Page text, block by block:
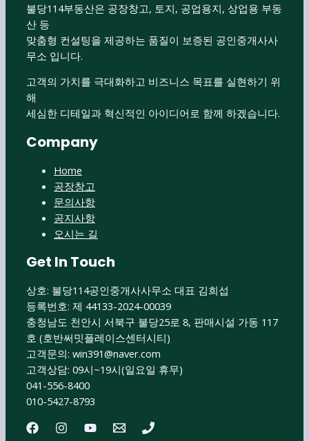
불당114부동산은 공장창고, 토지, 공업용지, 상업용 부동
산 등
맞춤형 컨설팅을 제공하는 품질이 보증된 공인중개사사
무소 입니다.
고객의 가치를 극대화하고 비즈니스 목표를 실현하기 위
해
세심한 디테일과 혁신적인 아이디어로 함께 하겠습니다.
Company
Home
공장창고
문의사항
공지사항
오시는 길
Get In Touch
상호: 불당114공인중개사사무소 대표 김희섭
등록번호: 제 44133-2024-00039
충청남도 천안시 서북구 불당25로 8, 판매시설 가동 117
호 (호반써밋플레이스센터시티)
고객문의: win391@naver.com​
고객상담: 09시~19시(일요일 휴무)
041-556-8400
010-5427-8793